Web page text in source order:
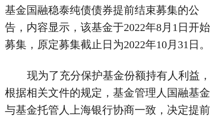
基金国融稳泰纯债债券提前结束募集的公
告，内容显示，该基金于2022年8月1日开始
募集，原定募集截止日为2022年10月31日。
现为了充分保护基金份额持有人利益，
根据相关文件的规定，基金管理人国融基金
与基金托管人上海银行协商一致，决定提前